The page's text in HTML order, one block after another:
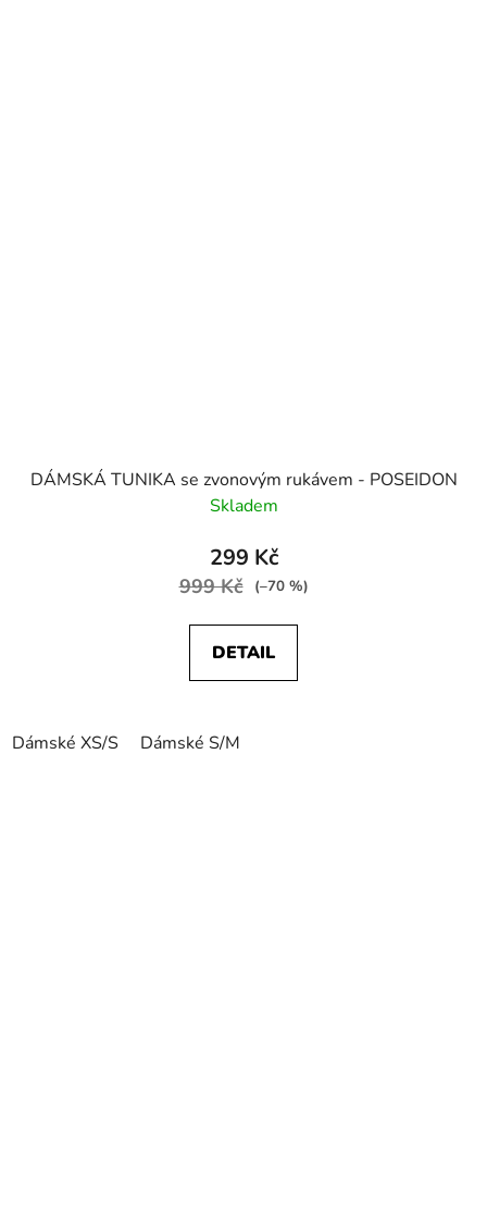
DÁMSKÁ TUNIKA se zvonovým rukávem - POSEIDON
Skladem
299 Kč
999 Kč (–70 %)
DETAIL
Dámské XS/S Dámské S/M